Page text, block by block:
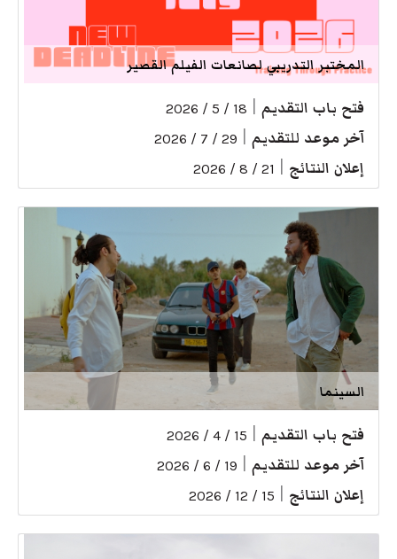
المختبر التدريبي لصانعات الفيلم القصير
فتح باب التقديم 18 / 5 / 2026
آخر موعد للتقديم 29 / 7 / 2026
إعلان النتائج 21 / 8 / 2026
السينما
فتح باب التقديم 15 / 4 / 2026
آخر موعد للتقديم 19 / 6 / 2026
إعلان النتائج 15 / 12 / 2026